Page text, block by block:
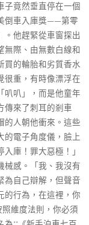
子竟然垂直停在一個
倒車入庫獎——第零
。他趕緊從車窗探出
無際、由無數白線和
買的輪胎和劣質香水
很重，有時像漂浮在
叭叭」，而是他童年
傳來了刺耳的剎車
的人朝他衝來。這些
的電子角度儀，臉上
庫！罪大惡極！」
械感。「我、我沒有
為自己辯解，但聲音
的行為，在這裡，你
維度法則，你必須